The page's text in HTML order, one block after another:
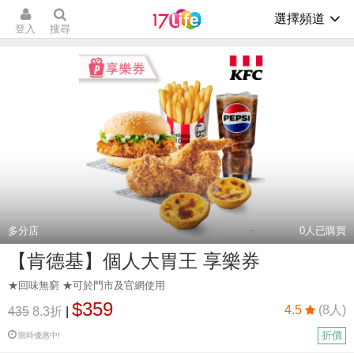
登入 搜尋
選擇頻道
多分店 0人已購買
【肯德基】個人大胃王 享樂券
★回味無窮 ★可於門市及官網使用
435 8.3折 $359 4.5 (8人)
限時優惠中! 折價